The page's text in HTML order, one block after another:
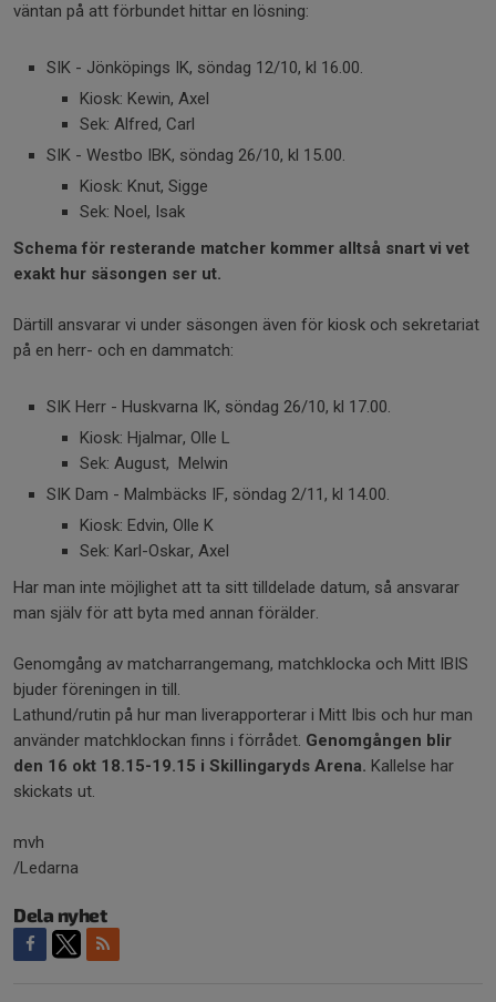
väntan på att förbundet hittar en lösning:
SIK - Jönköpings IK, söndag 12/10, kl 16.00.
Kiosk: Kewin, Axel
Sek: Alfred, Carl
SIK - Westbo IBK, söndag 26/10, kl 15.00.
Kiosk: Knut, Sigge
Sek: Noel, Isak
Schema för resterande matcher kommer alltså snart vi vet
exakt hur säsongen ser ut.
Därtill ansvarar vi under säsongen även för kiosk och sekretariat
på en herr- och en dammatch:
SIK Herr - Huskvarna IK, söndag 26/10, kl 17.00.
Kiosk: Hjalmar, Olle L
Sek: August, Melwin
SIK Dam - Malmbäcks IF, söndag 2/11, kl 14.00.
Kiosk: Edvin, Olle K
Sek: Karl-Oskar, Axel
Har man inte möjlighet att ta sitt tilldelade datum, så ansvarar
man själv för att byta med annan förälder.
Genomgång av matcharrangemang, matchklocka och Mitt IBIS
bjuder föreningen in till.
Lathund/rutin på hur man liverapporterar i Mitt Ibis och hur man
använder matchklockan finns i förrådet. Genomgången blir
den 16 okt 18.15-19.15 i Skillingaryds Arena. Kallelse har
skickats ut.
mvh
/Ledarna
Dela nyhet